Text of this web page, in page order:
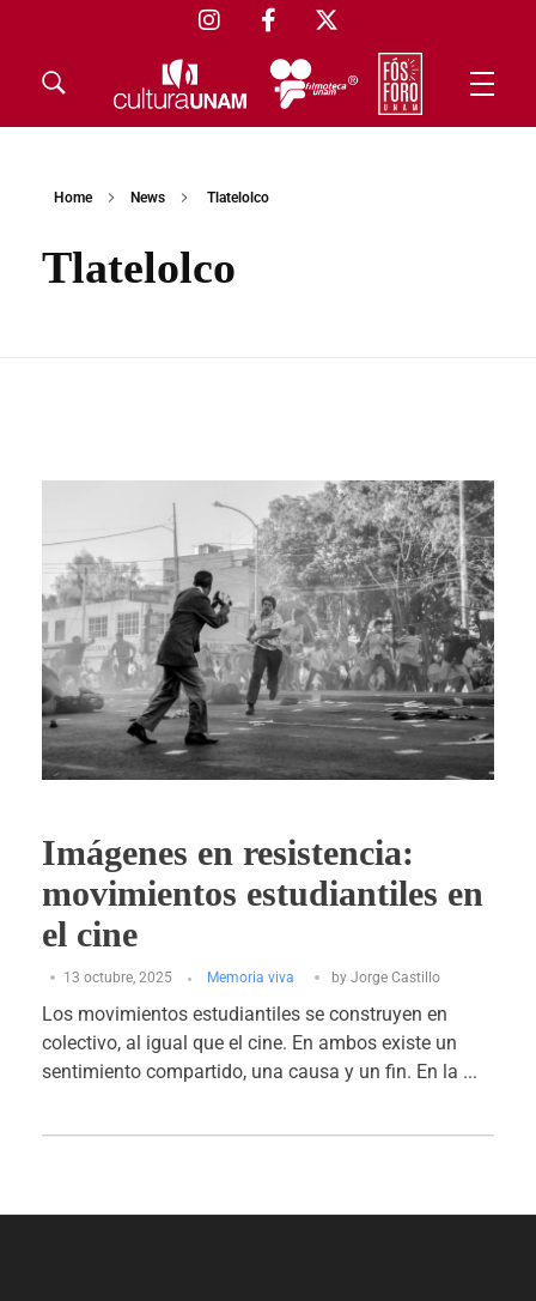
Home News Tlatelolco
Tlatelolco
Imágenes en resistencia:
movimientos estudiantiles en
el cine
13 octubre, 2025 Memoria viva by Jorge Castillo
Los movimientos estudiantiles se construyen en
colectivo, al igual que el cine. En ambos existe un
sentimiento compartido, una causa y un fin. En la ...